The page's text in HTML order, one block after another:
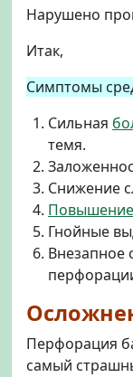
Нарушено
Итак,
Симптомы
Сильная
темя.
Снижение
Гнойные
Внезапное
Перфорация
самый